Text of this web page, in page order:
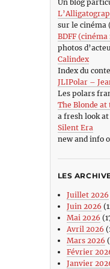
Un blog
sur le cinéma
BDFF
photos
Calindex
Index du
JLIPolar –
Les polars
The Blonde at
a fresh look
Silent Era
new and info
LES
Juillet 2026
Juin 2026
Mai 2026
Avril 2026
Mars 2026
Février
Janvier